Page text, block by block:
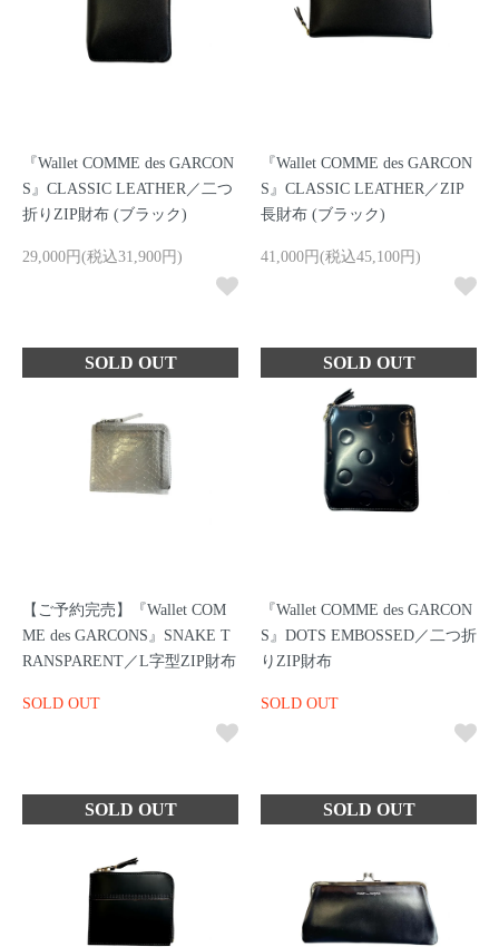
『Wallet COMME des GARCON
S』CLASSIC LEATHER／二つ
折りZIP財布 (ブラック)
29,000円(税込31,900円)
『Wallet COMME des GARCON
S』CLASSIC LEATHER／ZIP
長財布 (ブラック)
41,000円(税込45,100円)
【ご予約完売】『Wallet COM
ME des GARCONS』SNAKE T
RANSPARENT／L字型ZIP財布
SOLD OUT
『Wallet COMME des GARCON
S』DOTS EMBOSSED／二つ折
りZIP財布
SOLD OUT